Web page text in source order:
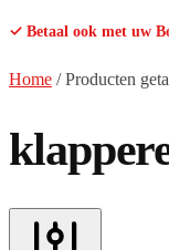
✓ Betaal ook met uw
Home /Producten